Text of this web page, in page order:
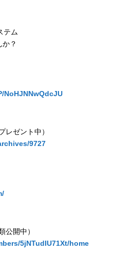
テム
？
NoHJNNwQdcJU
レゼント中）
9727
開中）
5jNTudIU71Xt/home